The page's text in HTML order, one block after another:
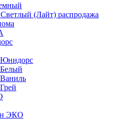
(Лайт) распродажа
ЭКО